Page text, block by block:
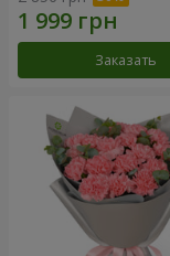
Заказать